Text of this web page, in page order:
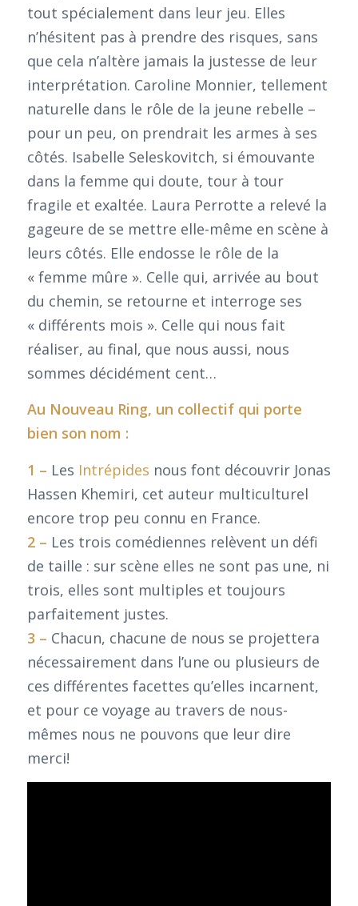
tout spécialement dans leur jeu. Elles
n’hésitent pas à prendre des risques, sans
que cela n’altère jamais la justesse de leur
interprétation. Caroline Monnier, tellement
naturelle dans le rôle de la jeune rebelle –
pour un peu, on prendrait les armes à ses
côtés. Isabelle Seleskovitch, si émouvante
dans la femme qui doute, tour à tour
fragile et exaltée. Laura Perrotte a relevé la
gageure de se mettre elle-même en scène à
leurs côtés. Elle endosse le rôle de la
« femme mûre ». Celle qui, arrivée au bout
du chemin, se retourne et interroge ses
« différents mois ». Celle qui nous fait
réaliser, au final, que nous aussi, nous
sommes décidément cent…
Au Nouveau Ring, un collectif qui porte
bien son nom :
1 – Les Intrépides nous font découvrir Jonas
Hassen Khemiri, cet auteur multiculturel
encore trop peu connu en France.
2 – Les trois comédiennes relèvent un défi
de taille : sur scène elles ne sont pas une, ni
trois, elles sont multiples et toujours
parfaitement justes.
3 – Chacun, chacune de nous se projettera
nécessairement dans l’une ou plusieurs de
ces différentes facettes qu’elles incarnent,
et pour ce voyage au travers de nous-
mêmes nous ne pouvons que leur dire
merci!